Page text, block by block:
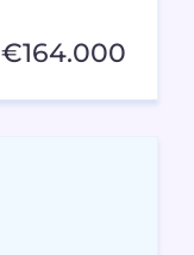
€164.000